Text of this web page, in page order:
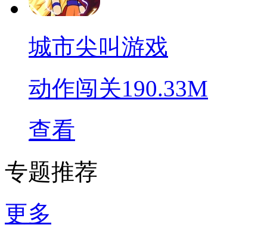
城市尖叫游戏
动作闯关190.33M
查看
专题推荐
更多